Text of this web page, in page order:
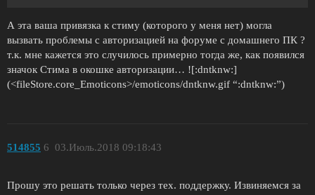
А эта ваша привязка к стиму (которого у меня нет) могла
вызвать проблемы с авторизацией на форуме с домашнего ПК ?
т.к. мне кажется это случилось примерно тогда же, как появился
значок Стима в окошке авторизации… ![:dntknw:]
(<fileStore.core_Emoticons>/emoticons/dntknw.gif “:dntknw:”)
514855 03.Июль.2018 09:18:43
6
Прошу это решать только через тех. поддержку. Извиняемся за